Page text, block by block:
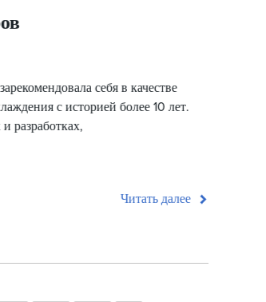
себя в качестве
с историей более 10 лет.
разработках,
Читать далее